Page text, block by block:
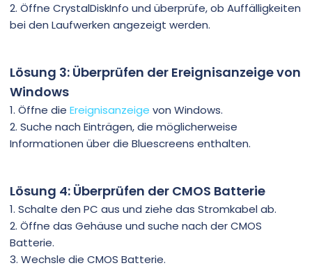
2. Öffne CrystalDiskInfo und überprüfe, ob Auffälligkeiten
bei den Laufwerken angezeigt werden.
Lösung 3: Überprüfen der Ereignisanzeige von
Windows
1. Öffne die Ereignisanzeige von Windows.
2. Suche nach Einträgen, die möglicherweise
Informationen über die Bluescreens enthalten.
Lösung 4: Überprüfen der CMOS Batterie
1. Schalte den PC aus und ziehe das Stromkabel ab.
2. Öffne das Gehäuse und suche nach der CMOS
Batterie.
3. Wechsle die CMOS Batterie.